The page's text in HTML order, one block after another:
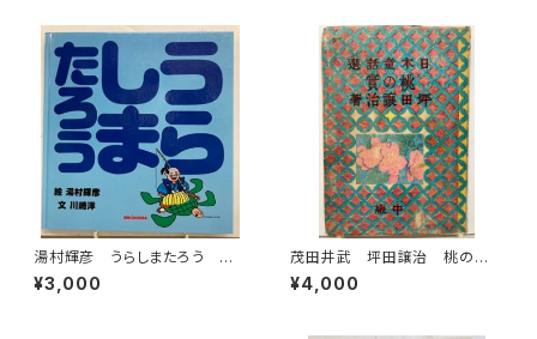
湯村輝彦 うらしまたろう 川
崎洋 1989年 初版 ミキハ
ウス
¥3,000
茂田井武 坪田譲治 桃の
實 昭和22年（1947） 東西社
¥4,000